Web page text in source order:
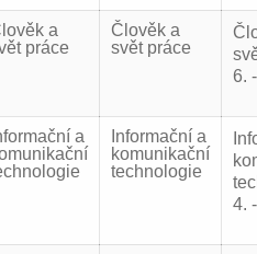
a
práce
Člověk a
svět práce
6.
a
Informační a
komunikační
technologie
4.